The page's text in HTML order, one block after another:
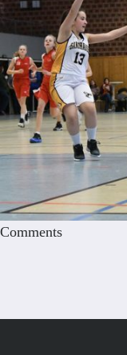
Comments